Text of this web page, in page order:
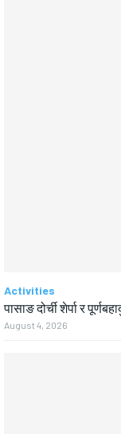
Activities
पासाङ दोर्ची शेर्पा र
August 4, 2026